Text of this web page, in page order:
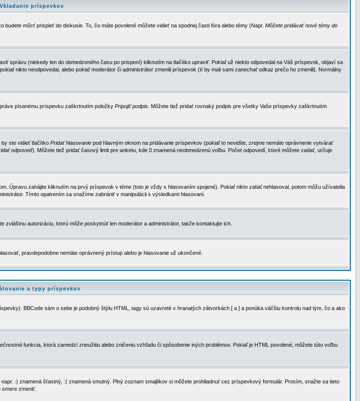
Vkladanie príspevkov
môcť prispieť do diskusie. To, čo máte povolené môžete vidieť na spodnej časti fóra alebo témy (Napr. Môžete pridávať nové témy do
správu (niekedy len do obmedzeného času po prispení) kliknutím na tlačítko upraviť. Pokiaľ už niekto odpovedal na Váš príspevok, objaví sa
nikto neodpovedal, alebo pokiaľ moderátor či administrátor zmenili príspevok (tí by mali sami zanechať odkaz prečo ho zmenili). Normálny
práve písanému príspevku zaškrtnutím položky Pripojiť podpis . Môžete tiež pridať rovnaký podpis pre všetky Vaše príspevky zaškrtnutím
by ste vidieť tlačítko Pridať hlasovanie pod hlavným oknom na pridávanie príspevkov (pokiaľ to nevidíte, zrejme nemáte oprávnenie vytvárať
odpoveď). Môžete tiež pridať časový limit pre anketu, kde 0 znamená neobmedzenú voľbu. Počet odpovedí, ktoré môžete zadať, určuje
Úpravu zahájite kliknutím na prvý príspevok v téme (toto je vždy s hlasovaním spojené). Pokiaľ nikto zatiaľ nehlasoval, potom môžu užívatelia
Tímto opatrením sa snažíme zabrániť v manipulácii s výsledkami hlasovaní.
autorizáciu, ktorú môže poskytnúť len moderátor a administrátor, takže kontaktujte ich.
pravdepodobne nemáte oprávnený prístup alebo je hlasovanie už ukončené.
a typy príspevkov
BBCode sám o sebe je podobný štýlu HTML, tagy sú uzavreté v hranatých zátvorkách [ a ] a ponúka väčšiu kontrolu nad tým, čo a ako
funkcia, ktorá zamedzí zneužitiu alebo zničeniu vzhľadu či spôsobenie iných problémov. Pokiaľ je HTML povolené, môžete túto voľbu
:) znamená šťastný, :( znamená smutný. Plný zoznam smajlíkov si môžete prohliadnuť cez príspevkový formulár. Prosím, snažte sa tieto
zmeniť.